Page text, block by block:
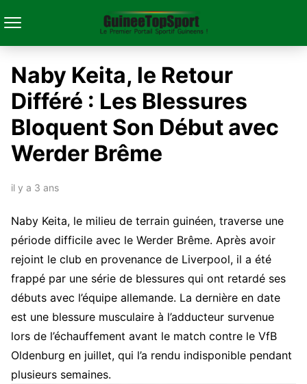
Naby Keita, le Retour
Différé : Les Blessures
Bloquent Son Début avec
Werder Brême
il y a 3 ans
Naby Keita, le milieu de terrain guinéen, traverse une
période difficile avec le Werder Brême. Après avoir
rejoint le club en provenance de Liverpool, il a été
frappé par une série de blessures qui ont retardé ses
débuts avec l’équipe allemande. La dernière en date
est une blessure musculaire à l’adducteur survenue
lors de l’échauffement avant le match contre le VfB
Oldenburg en juillet, qui l’a rendu indisponible pendant
plusieurs semaines.